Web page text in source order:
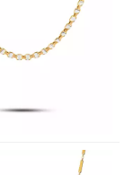
نمایندگی ها
اعطای نمایندگی